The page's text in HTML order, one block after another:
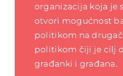
organizacija koja je
otvori mogućnost
politikom na
politikom čiji je cilj
građanki i građana.